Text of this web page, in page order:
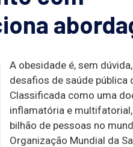
A obesidade é, sem
desafios de saúde pública
Classificada como uma
inflamatória e
bilhão de pessoas no
Organização Mundial da